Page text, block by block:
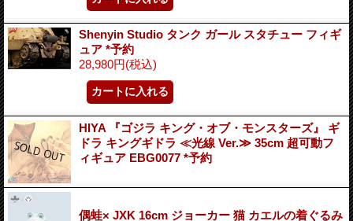
Shenyin Studio タンク ガール スタチュー フィギ
ュア *予約
28,980円(税込)
HIYA 『ゴジラ キング・オブ・モンスターズ』 ギ
ドラ キングギドラ ≪光線 Ver.≫ 35cm 超可動フ
ィギュア EBG0077 *予約
偶蛙× JXK 16cm ジョーカー 猫 カエルの着ぐるみ